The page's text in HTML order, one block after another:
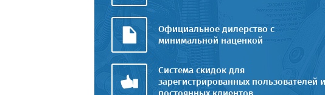
Официальное дилерство с
минимальной наценкой
Система скидок для
зарегистрированных пользователей и